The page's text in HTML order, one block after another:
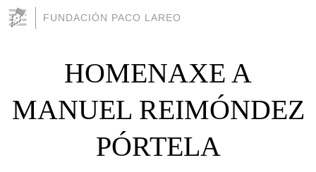
FUNDACIÓN PACO LAREO
HOMENAXE A
MANUEL REIMÓNDEZ
PÓRTELA